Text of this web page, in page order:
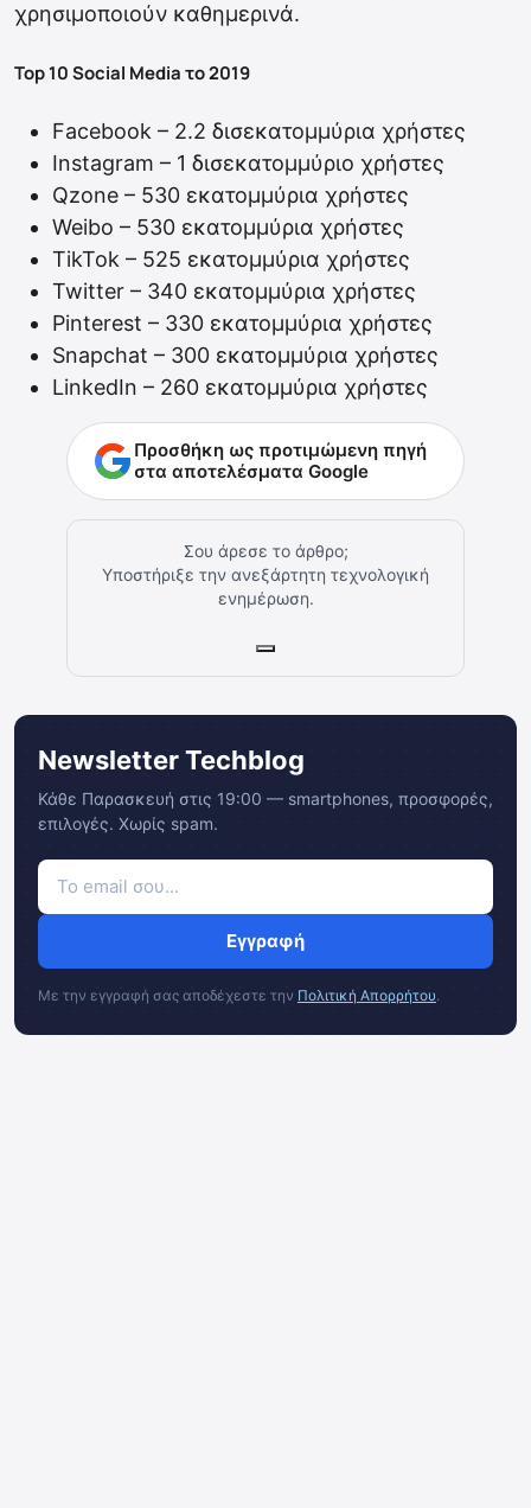
χρησιμοποιούν καθημερινά.
Top 10 Social Media το 2019
Facebook – 2.2 δισεκατομμύρια χρήστες
Instagram – 1 δισεκατομμύριο χρήστες
Qzone – 530 εκατομμύρια χρήστες
Weibo – 530 εκατομμύρια χρήστες
TikTok – 525 εκατομμύρια χρήστες
Twitter – 340 εκατομμύρια χρήστες
Pinterest – 330 εκατομμύρια χρήστες
Snapchat – 300 εκατομμύρια χρήστες
LinkedIn – 260 εκατομμύρια χρήστες
Προσθήκη ως προτιμώμενη πηγή
στα αποτελέσματα Google
Σου άρεσε το άρθρο;
Υποστήριξε την ανεξάρτητη τεχνολογική
ενημέρωση.
Newsletter Techblog
Κάθε Παρασκευή στις 19:00 — smartphones, προσφορές,
επιλογές. Χωρίς spam.
Εγγραφή
Με την εγγραφή σας αποδέχεστε την Πολιτική Απορρήτου.